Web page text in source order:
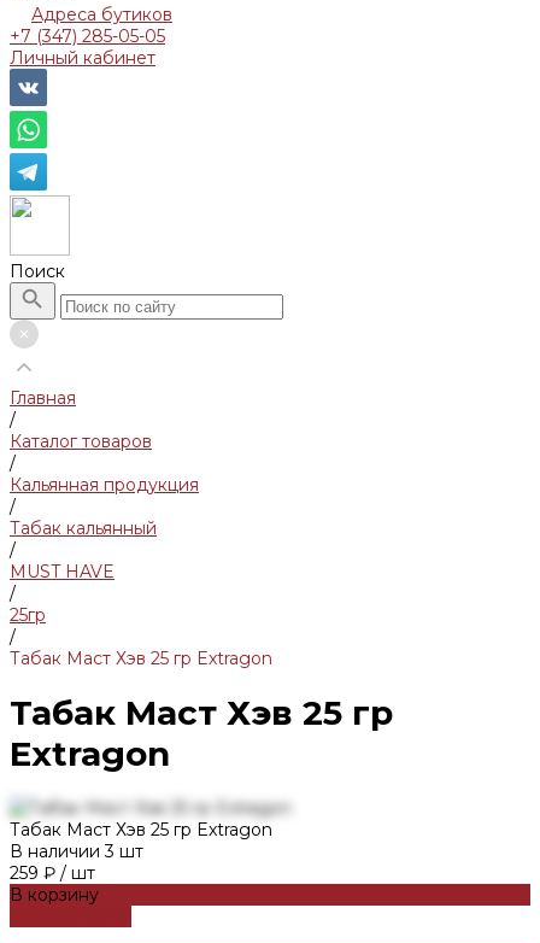
Адреса бутиков
+7 (347) 285-05-05
Личный кабинет
Поиск
Главная
/
Каталог товаров
/
Кальянная продукция
/
Табак кальянный
/
MUST HAVE
/
25гр
/
Табак Маст Хэв 25 гр Extragon
Табак Маст Хэв 25 гр
Extragon
Табак Маст Хэв 25 гр Extragon
В наличии 3 шт
259 ₽ / шт
В корзину